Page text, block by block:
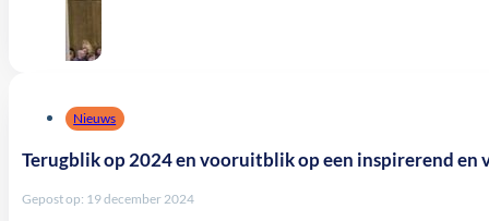
Nieuws
Terugblik op 2024 en vooruitblik op een inspirerend en
Gepost op: 19 december 2024